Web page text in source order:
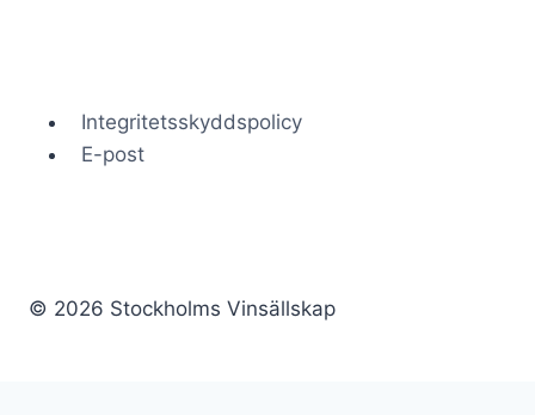
Integritetsskyddspolicy
E-post
© 2026 Stockholms Vinsällskap